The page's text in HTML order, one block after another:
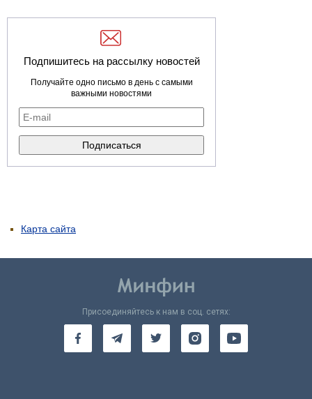
Подпишитесь на рассылку новостей
Получайте одно письмо в день с самыми
важными новостями
Карта сайта
Присоединяйтесь к нам в соц. сетях: